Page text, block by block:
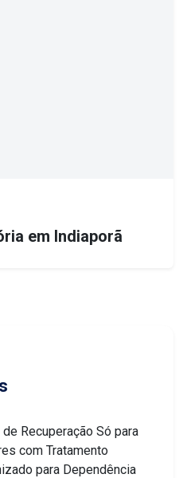
em Indiaporã
de Recuperação Só para
com Tratamento
para Dependência